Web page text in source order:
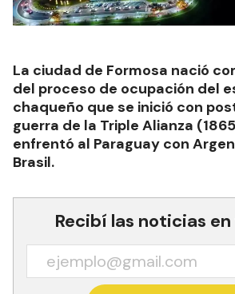
La ciudad de Formosa nació
del proceso de ocupación del
chaqueño que se inició con
guerra de la Triple Alianza
enfrentó al Paraguay con
Brasil.
Recibí las noticias